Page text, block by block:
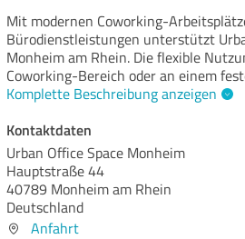
Mit modernen Coworking-
Bürodienstleistungen unterstützt
Monheim am Rhein. Die flexible
Coworking-Bereich oder an einem
Komplette Beschreibung anzeigen
Kontaktdaten
Urban Office Space Monheim
Hauptstraße 44
40789 Monheim am Rhein
Deutschland
Anfahrt